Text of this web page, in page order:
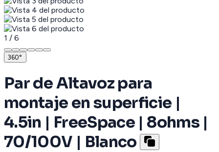
1 / 6
360°
Par de Altavoz para
montaje en superficie |
4.5in | FreeSpace | 8ohms |
70/100V | Blanco